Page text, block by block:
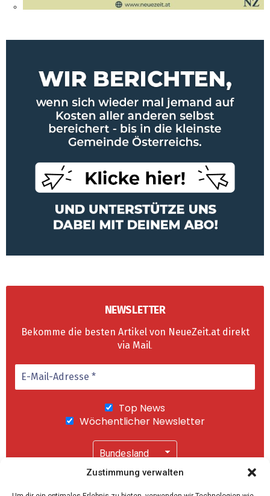
Zustimmung verwalten
NEWSLETTER
Bekomme die besten Artikel von NeueZeit.at direkt
via Mail.
Top News
Wöchentlicher Newsletter